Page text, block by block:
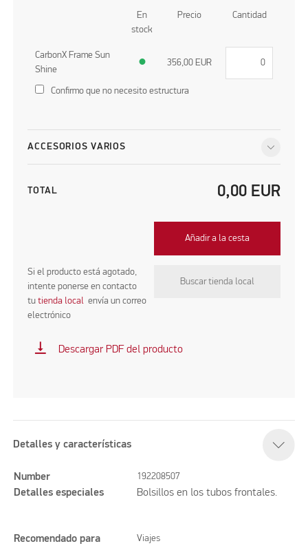
En
stock
Precio Cantidad
CarbonX Frame Sun
Shine
● 356,00 EUR
Confirmo que no necesito estructura
ACCESORIOS VARIOS
TOTAL 0,00 EUR
Añadir a la cesta
Si el producto está agotado,
intente ponerse en contacto
tutienda localenvía un correo
electrónico
Buscar tienda local
vertical_align_bottom Descargar PDF del producto
Detalles y características
Number 192208507
Detalles especiales Bolsillos en los tubos frontales.
Recomendado para Viajes